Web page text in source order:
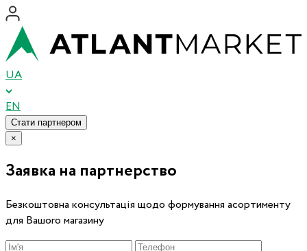
UA
EN
Стати партнером
×
Заявка на партнерство
Безкоштовна консультація щодо формування асортименту
для Вашого магазину